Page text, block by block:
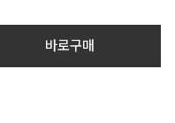
바로구매